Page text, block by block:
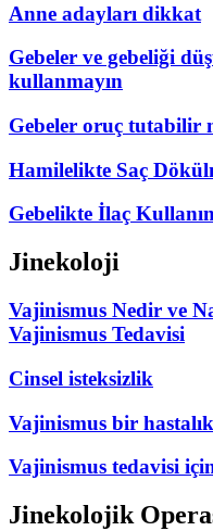
Anne adayları dikkat
Gebeler ve gebeliği
kullanmayın
Gebeler oruç tutabilir
Hamilelikte Saç
Gebelikte İlaç
Jinekoloji
Vajinismus Nedir ve
Vajinismus Tedavisi
Cinsel isteksizlik
Vajinismus bir
Vajinismus tedavisi
Jinekolojik